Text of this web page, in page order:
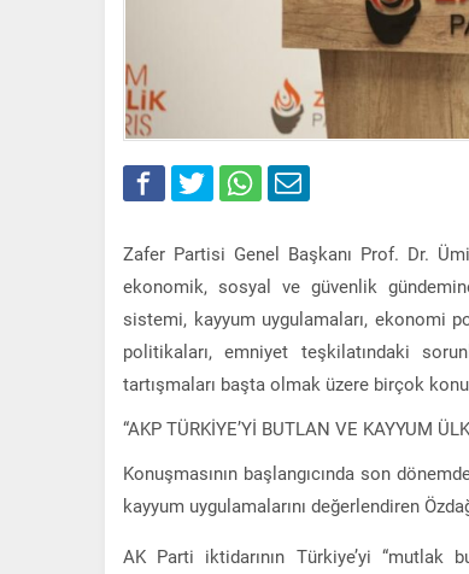
Zafer Partisi Genel Başkanı Prof. Dr.
ekonomik, sosyal ve güvenlik
sistemi, kayyum uygulamaları, ekonomi
politikaları, emniyet teşkilatındaki
tartışmaları başta olmak üzere birçok
“AKP TÜRKİYE’Yİ BUTLAN VE KAYYUM
Konuşmasının başlangıcında son
kayyum uygulamalarını değerlendiren
AK Parti iktidarının Türkiye’yi